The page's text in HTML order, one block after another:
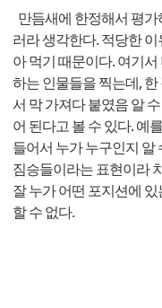
만듬새에 한정해서 평
러라 생각한다. 적당한
아 먹기 때문이다. 여기
하는 인물들을 찍는데,
서 막 가져다 붙였음 알
어 된다고 볼 수 있다. 예
들어서 누가 누구인지 알
짐승들이라는 표현이라
잘 누가 어떤 포지션에
할 수 없다.